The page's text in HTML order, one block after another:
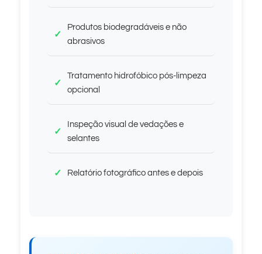
Produtos biodegradáveis e não
abrasivos
Tratamento hidrofóbico pós-limpeza
opcional
Inspeção visual de vedações e
selantes
Relatório fotográfico antes e depois